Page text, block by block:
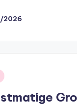
2026